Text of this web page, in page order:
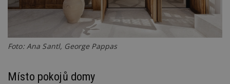
Foto: Ana Santl, George Pappas
Místo pokojů domy